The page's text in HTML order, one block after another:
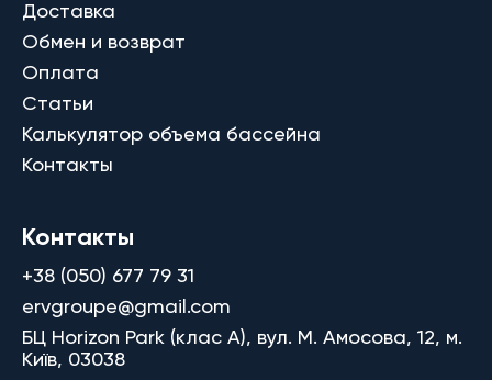
Доставка
Обмен и возврат
Оплата
Статьи
Калькулятор объема бассейна
Контакты
Контакты
+38 (050) 677 79 31
ervgroupe@gmail.com
БЦ Horizon Park (клас A), вул. М. Амосова, 12, м.
Київ, 03038